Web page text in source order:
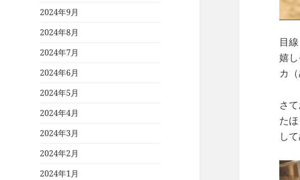
2024年9月
2024年8月
2024年7月
2024年6月
2024年5月
2024年4月
2024年3月
2024年2月
2024年1月
目
嬉
カ
さ
た
し